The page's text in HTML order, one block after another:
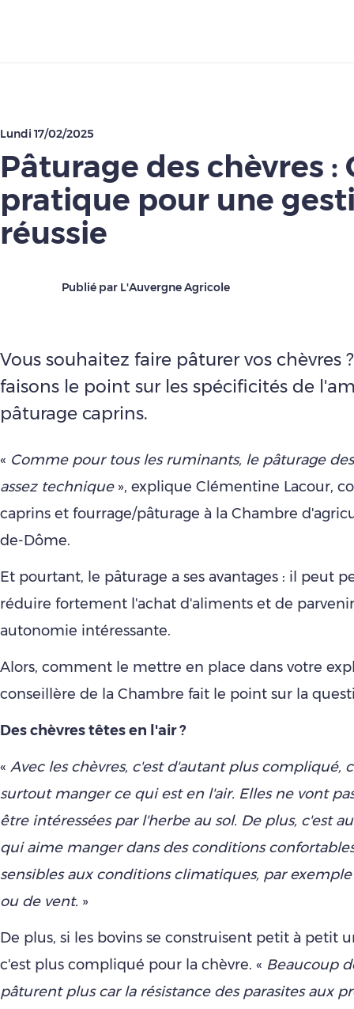
Lundi 17/02/2025
Pâturage des chèvres :
pratique pour une
réussie
Publié par L'Auvergne Agricole
Vous souhaitez faire pâturer vos chèvres
faisons le point sur les spécificités de
pâturage caprins.
« Comme pour tous les ruminants, le pâturage
assez technique», explique Clémentine Lacour,
caprins et fourrage/pâturage à la Chambre
de-Dôme.
Et pourtant, le pâturage a ses avantages : il peut
réduire fortement l'achat d'aliments et de
autonomie intéressante.
Alors, comment le mettre en place dans votre
conseillère de la Chambre fait le point sur la
Des chèvres têtes en l'air ?
« Avec les chèvres, c'est d'autant plus compliqué,
surtout manger ce qui est en l'air. Elles ne vont
être intéressées par l'herbe au sol. De plus, c'est
qui aime manger dans des conditions
sensibles aux conditions climatiques, par
ou de vent. »
De plus, si les bovins se construisent petit à petit
c'est plus compliqué pour la chèvre. « Beaucoup
pâturent plus car la résistance des parasites aux